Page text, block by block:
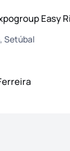
Easy
Setúbal